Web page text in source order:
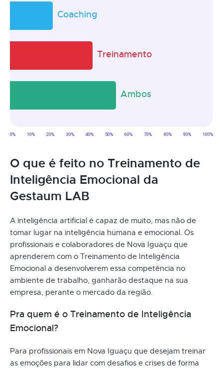
O que é feito no Treinamento de
Inteligência Emocional da
Gestaum LAB
A inteligência artificial é capaz de muito, mas não de
tomar lugar na inteligência humana e emocional. Os
profissionais e colaboradores de Nova Iguaçu que
aprenderem com o Treinamento de Inteligência
Emocional a desenvolverem essa competência no
ambiente de trabalho, ganharão destaque na sua
empresa, perante o mercado da região.
Pra quem é o Treinamento de Inteligência
Emocional?
Para profissionais em Nova Iguaçu que desejam treinar
as emoções para lidar com desafios e crises de forma